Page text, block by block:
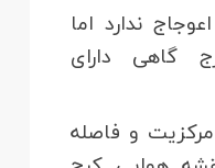
ندارد اما
گاهی دارای
و فاصله